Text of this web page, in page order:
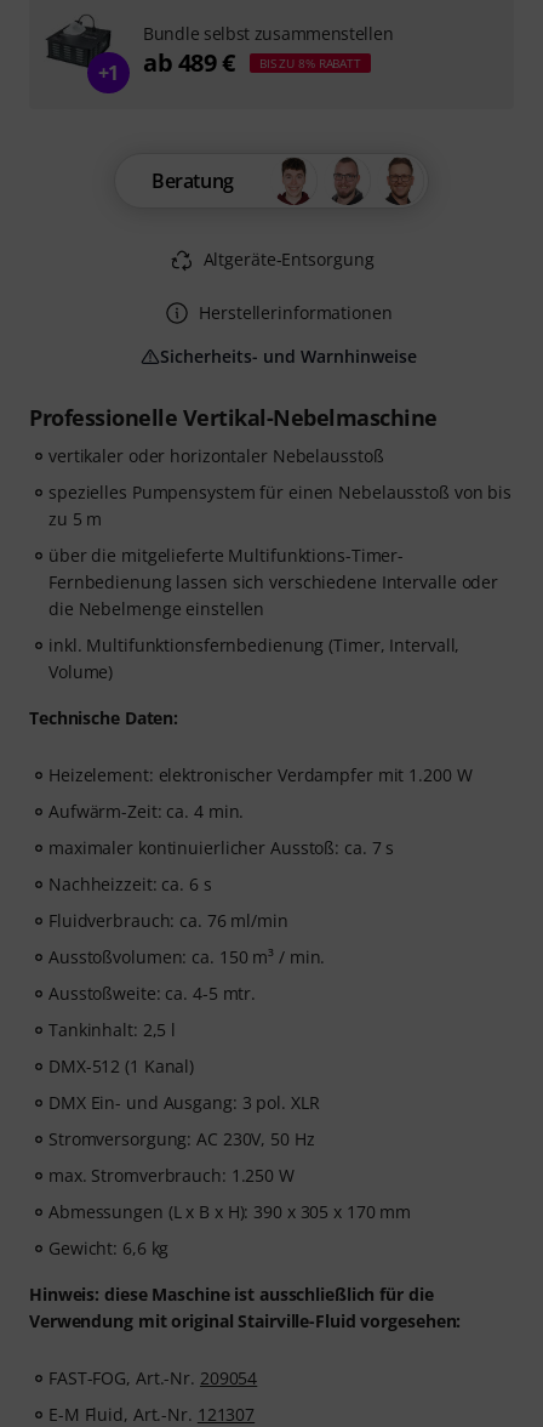
Professionelle Vertikal-Nebelmaschine
vertikaler oder horizontaler Nebelausstoß
spezielles Pumpensystem für einen Nebelausstoß von bis
zu 5 m
über die mitgelieferte Multifunktions-Timer-
Fernbedienung lassen sich verschiedene Intervalle oder
die Nebelmenge einstellen
inkl. Multifunktionsfernbedienung (Timer, Intervall,
Volume)
Technische Daten:
Heizelement: elektronischer Verdampfer mit 1.200 W
Aufwärm-Zeit: ca. 4 min.
maximaler kontinuierlicher Ausstoß: ca. 7 s
Nachheizzeit: ca. 6 s
Fluidverbrauch: ca. 76 ml/min
Ausstoßvolumen: ca. 150 m³ / min.
Ausstoßweite: ca. 4-5 mtr.
Tankinhalt: 2,5 l
DMX-512 (1 Kanal)
DMX Ein- und Ausgang: 3 pol. XLR
Stromversorgung: AC 230V, 50 Hz
max. Stromverbrauch: 1.250 W
Abmessungen (L x B x H): 390 x 305 x 170 mm
Gewicht: 6,6 kg
Hinweis: diese Maschine ist ausschließlich für die
Verwendung mit original Stairville-Fluid vorgesehen:
FAST-FOG, Art.-Nr. 209054
E-M Fluid, Art.-Nr. 121307
Beratung
Altgeräte-Entsorgung
Herstellerinformationen
Sicherheits- und Warnhinweise
+1
Bundle selbst zusammenstellen
ab 489 € BIS ZU 8% RABATT